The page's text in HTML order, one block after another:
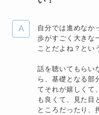
自分では進めなか
歩がすごく大きな
ことだよね？とい
話を聴いてもらい
ら、基礎となる部
てそれが嬉しくて
も良くて、見た目
ところだったり、